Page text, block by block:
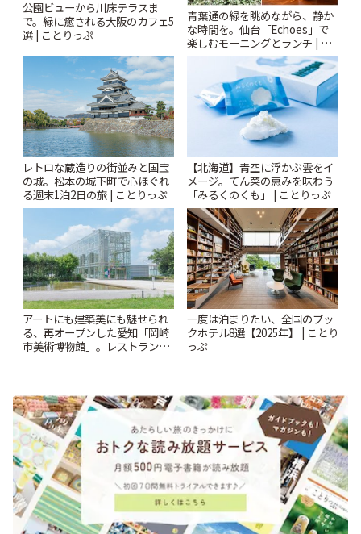
公園ビューから川床テラスま
で。緑に癒される大阪のカフェ5
選 | ことりっぷ
青葉通の緑を眺めながら、静か
な時間を。仙台「Echoes」で
楽しむモーニングとランチ | こ
レトロな蔵造りの街並みと国宝
の城。松本の城下町で心ほぐれ
る週末1泊2日の旅 | ことりっぷ
【北海道】青空に浮かぶ雲をイ
メージ。てん菜の恵みを味わう
「みるくのくも」 | ことりっぷ
アートにも建築美にも魅せられ
る、再オープンした愛知「岡崎
市美術博物館」。レストランや
一度は泊まりたい、全国のブッ
クホテル8選【2025年】 | ことり
っぷ